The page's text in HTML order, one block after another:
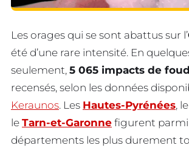
Les orages qui se sont abattus sur l’
été d’une rare intensité. En
seulement, 5 065 impacts de
recensés, selon les données
Keraunos. Les Hautes-Pyrénées, le
le Tarn-et-Garonne figurent parmi
départements les plus durement